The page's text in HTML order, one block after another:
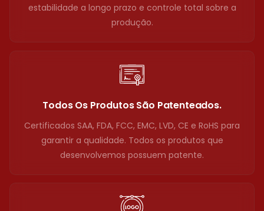
estabilidade a longo prazo e controle total sobre a
produção.
Todos Os Produtos São Patenteados.
Certificados SAA, FDA, FCC, EMC, LVD, CE e RoHS para
garantir a qualidade. Todos os produtos que
desenvolvemos possuem patente.